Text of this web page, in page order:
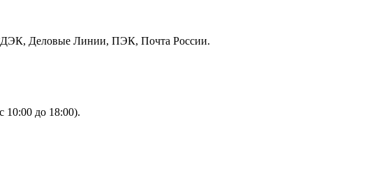
СДЭК, Деловые Линии, ПЭК, Почта России.
10:00 до 18:00).